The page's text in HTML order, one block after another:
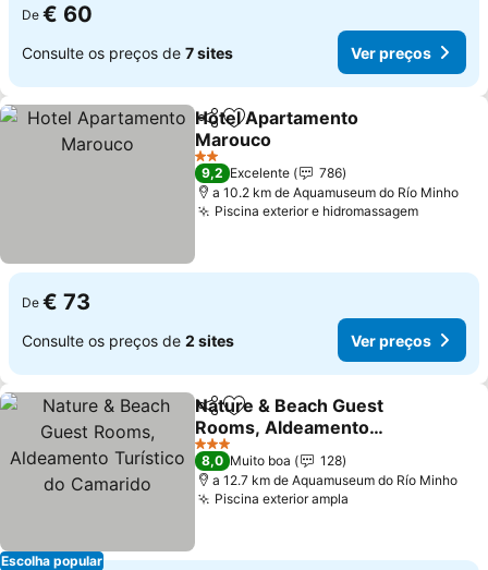
De € 60
Consulte os preços de 7 sites Ver preços
PartilharAdicionar aos favoritos
Hotel Apartamento
Marouco
2 Estrelas
9,2 Excelente
786
a 10.2 km de Aquamuseum do Río Minho
Piscina exterior e hidromassagem
De € 73
Consulte os preços de 2 sites Ver preços
Escolha popular
PartilharAdicionar aos favoritos
Nature & Beach Guest
Rooms, Aldeamento
Turístico do Camarido
3 Estrelas
8,0 Muito boa
128
a 12.7 km de Aquamuseum do Río Minho
Piscina exterior ampla